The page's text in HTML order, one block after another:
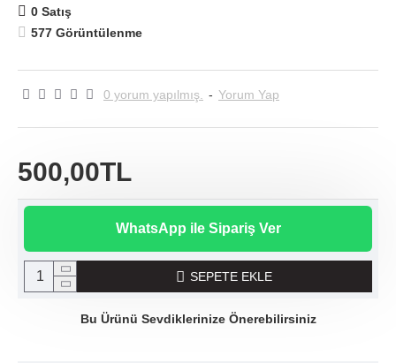
0 Satış
577 Görüntülenme
0 yorum yapılmış. - Yorum Yap
500,00TL
WhatsApp ile Sipariş Ver
SEPETE EKLE
Bu Ürünü Sevdiklerinize Önerebilirsiniz